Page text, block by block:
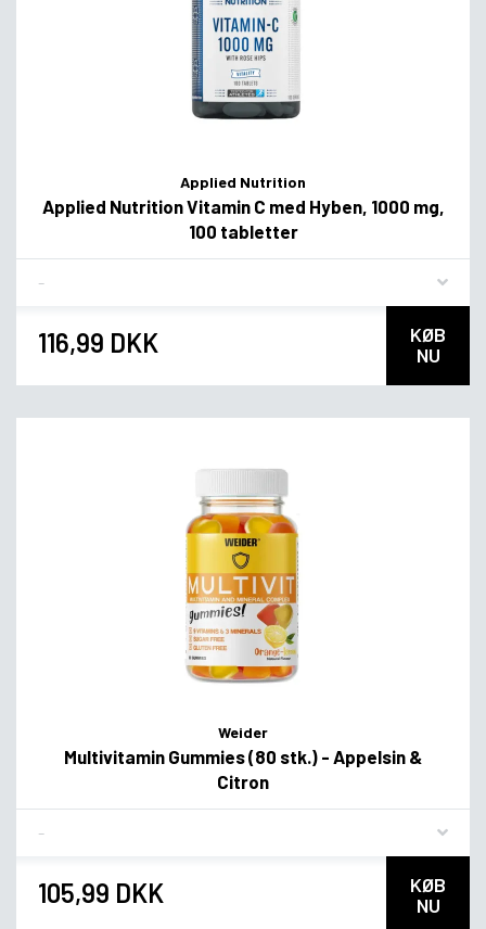
Applied Nutrition
Applied Nutrition Vitamin C med Hyben, 1000 mg,
100 tabletter
116,99 DKK
KØB
NU
Weider
Multivitamin Gummies (80 stk.) - Appelsin &
Citron
105,99 DKK
KØB
NU